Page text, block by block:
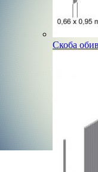
Скоба